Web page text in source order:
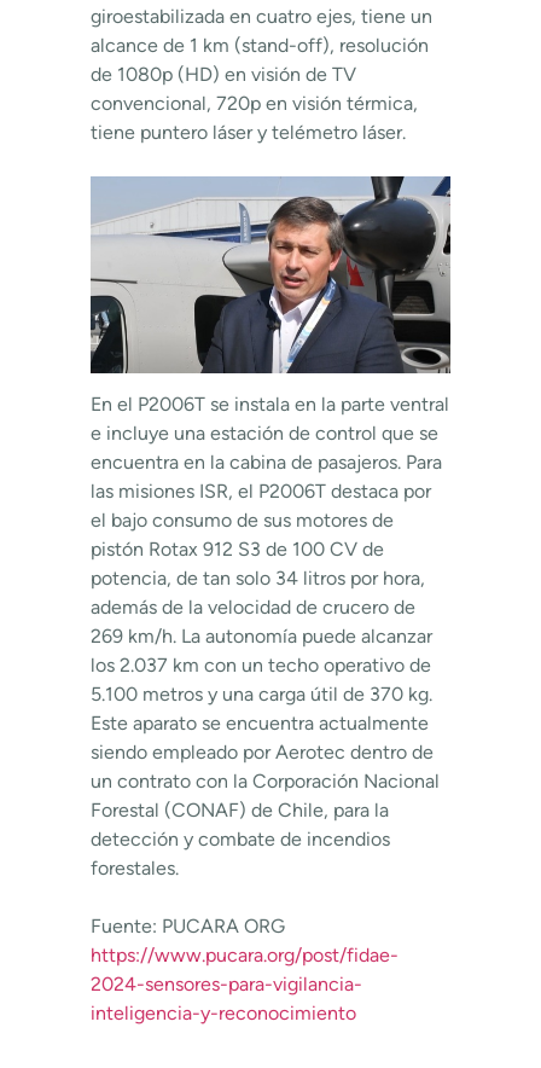
giroestabilizada en cuatro ejes, tiene un
alcance de 1 km (stand-off), resolución
de 1080p (HD) en visión de TV
convencional, 720p en visión térmica,
tiene puntero láser y telémetro láser.
En el P2006T se instala en la parte ventral
e incluye una estación de control que se
encuentra en la cabina de pasajeros. Para
las misiones ISR, el P2006T destaca por
el bajo consumo de sus motores de
pistón Rotax 912 S3 de 100 CV de
potencia, de tan solo 34 litros por hora,
además de la velocidad de crucero de
269 km/h. La autonomía puede alcanzar
los 2.037 km con un techo operativo de
5.100 metros y una carga útil de 370 kg.
Este aparato se encuentra actualmente
siendo empleado por Aerotec dentro de
un contrato con la Corporación Nacional
Forestal (CONAF) de Chile, para la
detección y combate de incendios
forestales.
Fuente: PUCARA ORG
https://www.pucara.org/post/fidae-
2024-sensores-para-vigilancia-
inteligencia-y-reconocimiento